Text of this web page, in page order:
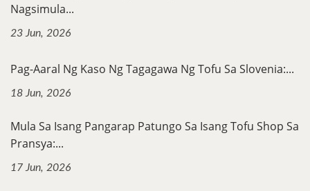
Nagsimula...
23 Jun, 2026
Pag-Aaral Ng Kaso Ng Tagagawa Ng Tofu Sa Slovenia:...
18 Jun, 2026
Mula Sa Isang Pangarap Patungo Sa Isang Tofu Shop Sa
Pransya:...
17 Jun, 2026